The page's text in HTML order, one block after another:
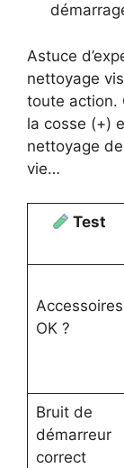
Astuce
nettoyage
toute action.
la cosse (+)
nettoyage
vie…
Test
Accessoires
OK ?
Bruit de
démarreur
correct